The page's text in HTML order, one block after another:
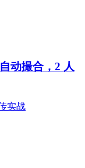
动撮合，2 人